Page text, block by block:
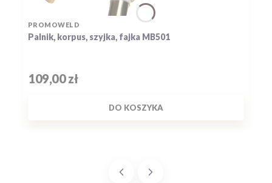
Palnik, korpus, szyjka, fajka MB501
PRODUCENT
PROMOWELD
Cena
109,00 zł
DO KOSZYKA